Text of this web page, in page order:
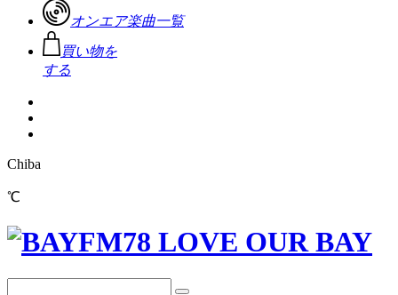
オンエア楽曲一覧
買い物を
する
Chiba
℃